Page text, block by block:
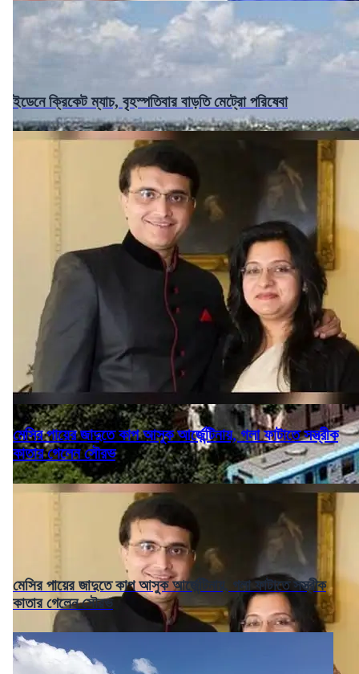
ইডেনে ক্রিকেট ম্যাচ, বৃহস্পতিবার বাড়তি মেট্রো পরিষেবা
মেসির পায়ের জাদুতে কাপ আসুক আর্জেন্টিনায়, গলা ফাটাতে সস্ত্রীক
কাতার গেলেন সৌরভ
মেসির পায়ের জাদুতে কাপ আসুক আর্জেন্টিনায়, গলা ফাটাতে সস্ত্রীক
কাতার গেলেন সৌরভ